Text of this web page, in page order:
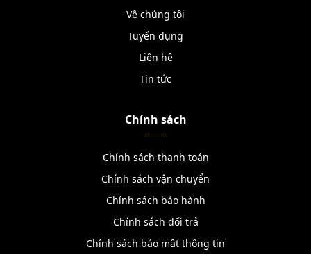
Về chúng tôi
Tuyển dụng
Liên hệ
Tin tức
Chính sách
Chính sách thanh toán
Chính sách vận chuyển
Chính sách bảo hành
Chính sách đổi trả
Chính sách bảo mật thông tin